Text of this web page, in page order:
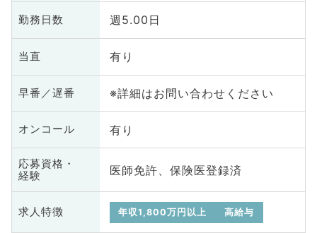
勤務日数 週5.00日
当直 有り
早番／遅番 ※詳細はお問い合わせください
オンコール 有り
応募資格・
経験
医師免許、保険医登録済
求人特徴 年収1,800万円以上 高給与